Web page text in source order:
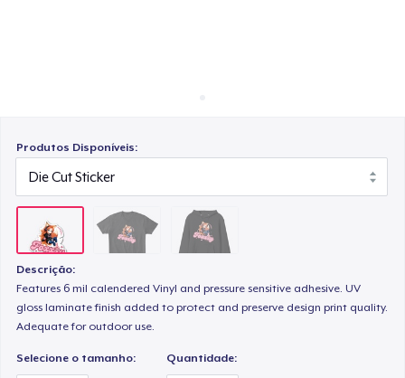
Produtos Disponíveis:
Descrição:
Features 6 mil calendered Vinyl and pressure sensitive adhesive. UV
gloss laminate finish added to protect and preserve design print quality.
Adequate for outdoor use.
Selecione o tamanho: Quantidade: